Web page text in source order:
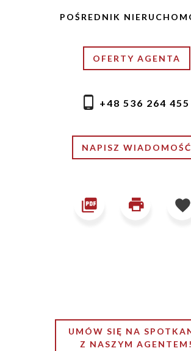
POŚREDNIK
OFERTY AGENTA
+48 536 264 455
NAPISZ WIADOMOŚĆ
UMÓW SIĘ NA
Z NASZYM AGENTEM!